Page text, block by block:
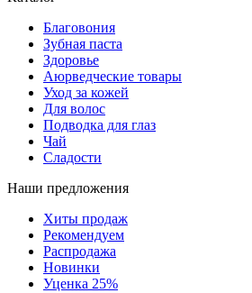
Благовония
Зубная паста
Здоровье
Аюрведческие товары
Уход за кожей
Для волос
Подводка для глаз
Чай
Сладости
Наши предложения
Хиты продаж
Рекомендуем
Распродажа
Новинки
Уценка 25%